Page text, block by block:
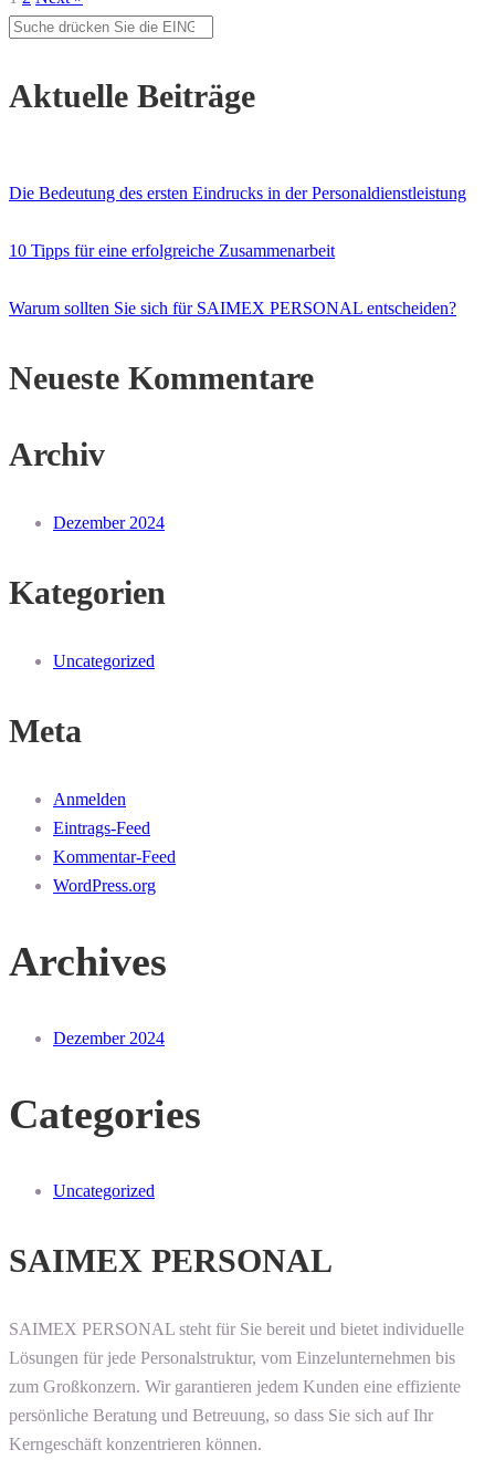
Aktuelle Beiträge
Die Bedeutung des ersten Eindrucks in der Personaldienstleistung
10 Tipps für eine erfolgreiche Zusammenarbeit
Warum sollten Sie sich für SAIMEX PERSONAL entscheiden?
Neueste Kommentare
Archiv
Dezember 2024
Kategorien
Uncategorized
Meta
Anmelden
Eintrags-Feed
Kommentar-Feed
WordPress.org
Archives
Dezember 2024
Categories
Uncategorized
SAIMEX PERSONAL
SAIMEX PERSONAL steht für Sie bereit und bietet individuelle
Lösungen für jede Personalstruktur, vom Einzelunternehmen bis
zum Großkonzern. Wir garantieren jedem Kunden eine effiziente
persönliche Beratung und Betreuung, so dass Sie sich auf Ihr
Kerngeschäft konzentrieren können.